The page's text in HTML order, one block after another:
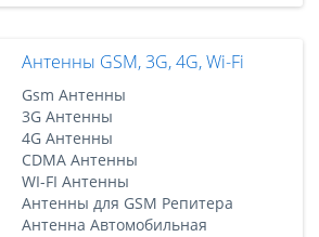
Антенны GSM, 3G, 4G, Wi-Fi
Gsm Антенны
3G Антенны
4G Антенны
CDMA Антенны
WI-FI Антенны
Антенны для GSM Репитера
Антенна Автомобильная